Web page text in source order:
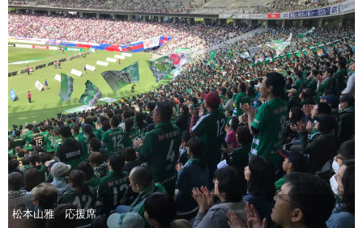
松本山雅 応援席